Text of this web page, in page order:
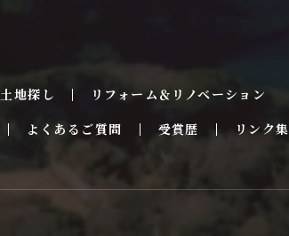
土地探し
リフォーム＆リノベーション
よくあるご質問 受賞歴 リンク集